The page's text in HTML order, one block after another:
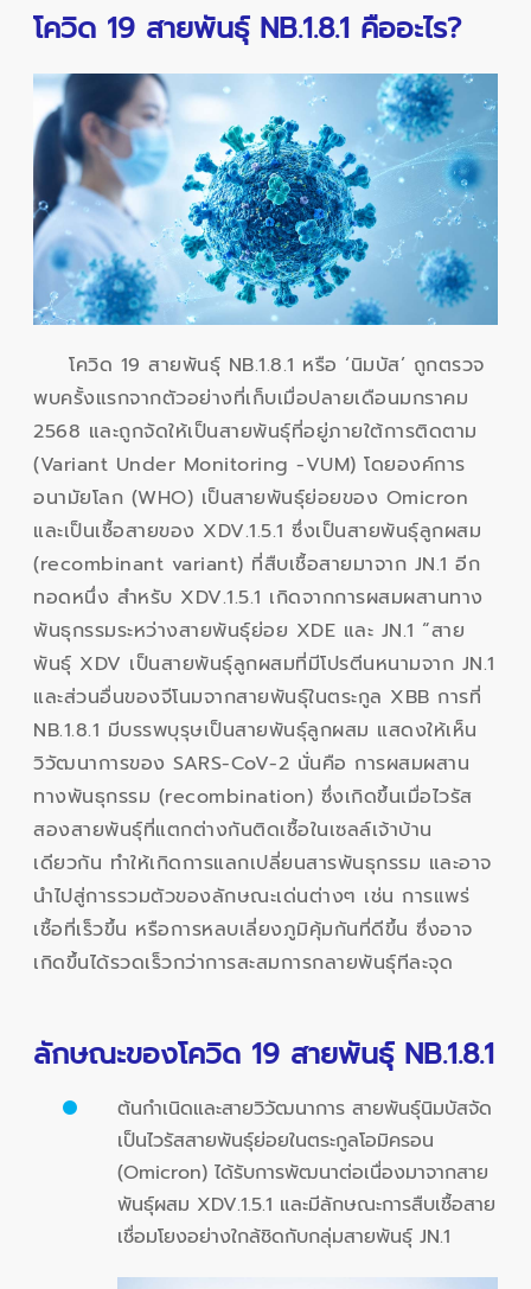
โควิด 19 สายพันธุ์ NB.1.8.1 คืออะไร?
โควิด 19 สายพันธุ์ NB.1.8.1 หรือ ‘นิมบัส’ ถูกตรวจ
พบครั้งแรกจากตัวอย่างที่เก็บเมื่อปลายเดือนมกราคม
2568 และถูกจัดให้เป็นสายพันธุ์ที่อยู่ภายใต้การติดตาม
(Variant Under Monitoring -VUM) โดยองค์การ
อนามัยโลก (WHO) เป็นสายพันธุ์ย่อยของ Omicron
และเป็นเชื้อสายของ XDV.1.5.1 ซึ่งเป็นสายพันธุ์ลูกผสม
(recombinant variant) ที่สืบเชื้อสายมาจาก JN.1 อีก
ทอดหนึ่ง สำหรับ XDV.1.5.1 เกิดจากการผสมผสานทาง
พันธุกรรมระหว่างสายพันธุ์ย่อย XDE และ JN.1 “สาย
พันธุ์ XDV เป็นสายพันธุ์ลูกผสมที่มีโปรตีนหนามจาก JN.1
และส่วนอื่นของจีโนมจากสายพันธุ์ในตระกูล XBB การที่
NB.1.8.1 มีบรรพบุรุษเป็นสายพันธุ์ลูกผสม แสดงให้เห็น
วิวัฒนาการของ SARS-CoV-2 นั่นคือ การผสมผสาน
ทางพันธุกรรม (recombination) ซึ่งเกิดขึ้นเมื่อไวรัส
สองสายพันธุ์ที่แตกต่างกันติดเชื้อในเซลล์เจ้าบ้าน
เดียวกัน ทำให้เกิดการแลกเปลี่ยนสารพันธุกรรม และอาจ
นำไปสู่การรวมตัวของลักษณะเด่นต่างๆ เช่น การแพร่
เชื้อที่เร็วขึ้น หรือการหลบเลี่ยงภูมิคุ้มกันที่ดีขึ้น ซึ่งอาจ
เกิดขึ้นได้รวดเร็วกว่าการสะสมการกลายพันธุ์ทีละจุด
ลักษณะของโควิด 19 สายพันธุ์ NB.1.8.1
ต้นกำเนิดและสายวิวัฒนาการ สายพันธุ์นิมบัสจัด
เป็นไวรัสสายพันธุ์ย่อยในตระกูลโอมิครอน
(Omicron) ได้รับการพัฒนาต่อเนื่องมาจากสาย
พันธุ์ผสม XDV.1.5.1 และมีลักษณะการสืบเชื้อสาย
เชื่อมโยงอย่างใกล้ชิดกับกลุ่มสายพันธุ์ JN.1